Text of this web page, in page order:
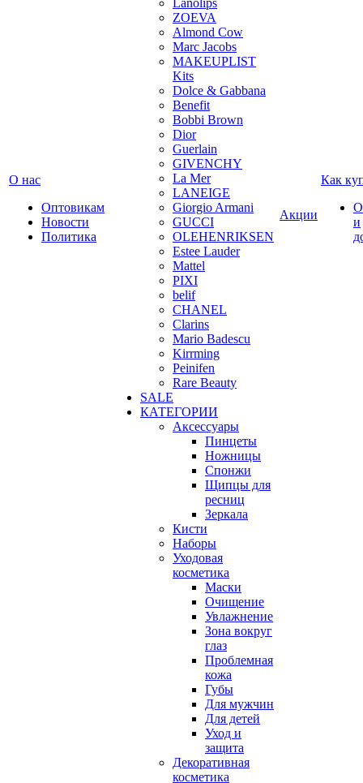
О нас
Оптовикам
Новости
Политика
Lanolips
ZOEVA
Almond Cow
Marc Jacobs
MAKEUPLIST
Kits
Dolce & Gabbana
Benefit
Bobbi Brown
Dior
Guerlain
GIVENCHY
La Mer
LANEIGE
Giorgio Armani
GUCCI
OLEHENRIKSEN
Estee Lauder
Mattel
PIXI
belif
CHANEL
Clarins
Mario Badescu
Kirrming
Peinifen
Rare Beauty
SALE
КАТЕГОРИИ
Аксессуары
Пинцеты
Ножницы
Спонжи
Щипцы для
ресниц
Зеркала
Кисти
Наборы
Уходовая
косметика
Маски
Очищение
Увлажнение
Зона вокруг
глаз
Проблемная
кожа
Губы
Для мужчин
Для детей
Уход и
защита
Декоративная
косметика
Акции
Как
и